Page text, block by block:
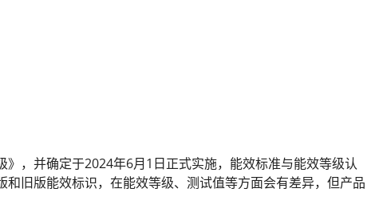
，并确定于2024年6月1日正式实施，能效标准与能效等级认
旧版能效标识，在能效等级、测试值等方面会有差异，但产品